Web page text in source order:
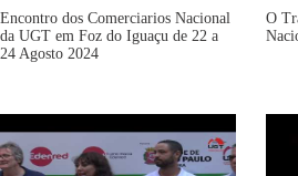
Encontro dos Comerciarios Nacional
da UGT em Foz do Iguaçu de 22 a
24 Agosto 2024
O